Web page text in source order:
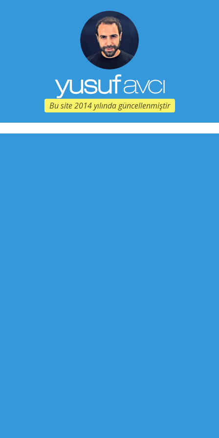
Bu site 2014 yılında güncellenmiştir